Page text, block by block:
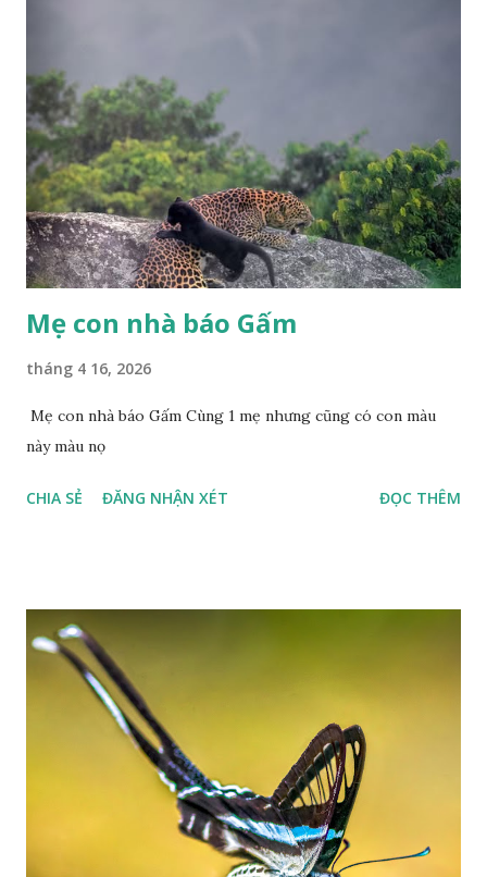
Mẹ con nhà báo Gấm
tháng 4 16, 2026
Mẹ con nhà báo Gấm Cùng 1 mẹ nhưng cũng có con màu
này màu nọ
CHIA SẺ ĐĂNG NHẬN XÉT ĐỌC THÊM